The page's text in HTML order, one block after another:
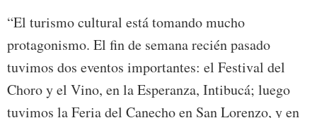
“El turismo cultural está tomando mucho
protagonismo. El fin de semana recién pasado
tuvimos dos eventos importantes: el Festival del
Choro y el Vino, en la Esperanza, Intibucá; luego
tuvimos la Feria del Canecho en San Lorenzo, y en